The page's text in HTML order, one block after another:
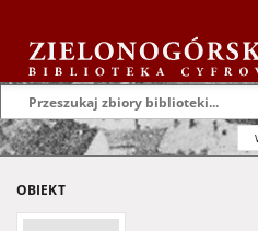
OBIEKT